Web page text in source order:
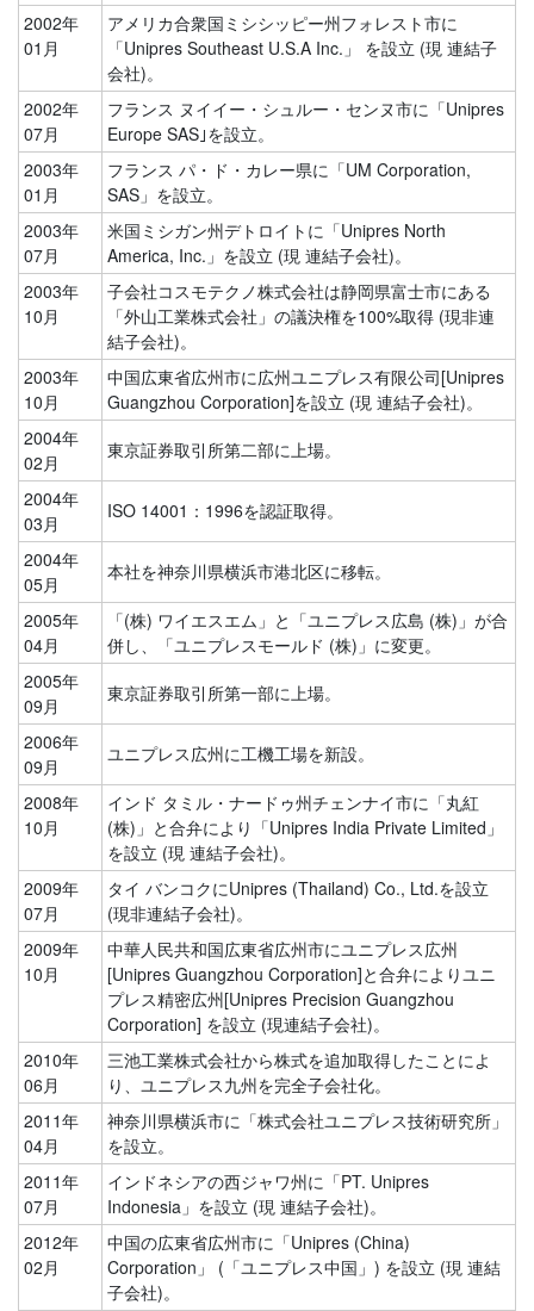
2002年
01月
アメリカ合衆国ミシシッピー州フォレスト市に
「Unipres Southeast U.S.A Inc.」 を設立 (現 連結子
会社)。
2002年
07月
フランス ヌイイー・シュルー・センヌ市に「Unipres
Europe SAS｣を設立。
2003年
01月
フランス パ・ド・カレー県に「UM Corporation,
SAS」を設立。
2003年
07月
米国ミシガン州デトロイトに「Unipres North
America, Inc.」を設立 (現 連結子会社)。
2003年
10月
子会社コスモテクノ株式会社は静岡県富士市にある
「外山工業株式会社」の議決権を100%取得 (現非連
結子会社)。
2003年
10月
中国広東省広州市に広州ユニプレス有限公司[Unipres
Guangzhou Corporation]を設立 (現 連結子会社)。
2004年
02月
東京証券取引所第二部に上場。
2004年
03月
ISO 14001：1996を認証取得。
2004年
05月
本社を神奈川県横浜市港北区に移転。
2005年
04月
「(株) ワイエスエム」と「ユニプレス広島 (株)」が合
併し、「ユニプレスモールド (株)」に変更。
2005年
09月
東京証券取引所第一部に上場。
2006年
09月
ユニプレス広州に工機工場を新設。
2008年
10月
インド タミル・ナードゥ州チェンナイ市に「丸紅
(株)」と合弁により「Unipres India Private Limited」
を設立 (現 連結子会社)。
2009年
07月
タイ バンコクにUnipres (Thailand) Co., Ltd.を設立
(現非連結子会社)。
2009年
10月
中華人民共和国広東省広州市にユニプレス広州
[Unipres Guangzhou Corporation]と合弁によりユニ
プレス精密広州[Unipres Precision Guangzhou
Corporation] を設立 (現連結子会社)。
2010年
06月
三池工業株式会社から株式を追加取得したことによ
り、ユニプレス九州を完全子会社化。
2011年
04月
神奈川県横浜市に「株式会社ユニプレス技術研究所」
を設立。
2011年
07月
インドネシアの西ジャワ州に「PT. Unipres
Indonesia」を設立 (現 連結子会社)。
2012年
02月
中国の広東省広州市に「Unipres (China)
Corporation」 (「ユニプレス中国」) を設立 (現 連結
子会社)。